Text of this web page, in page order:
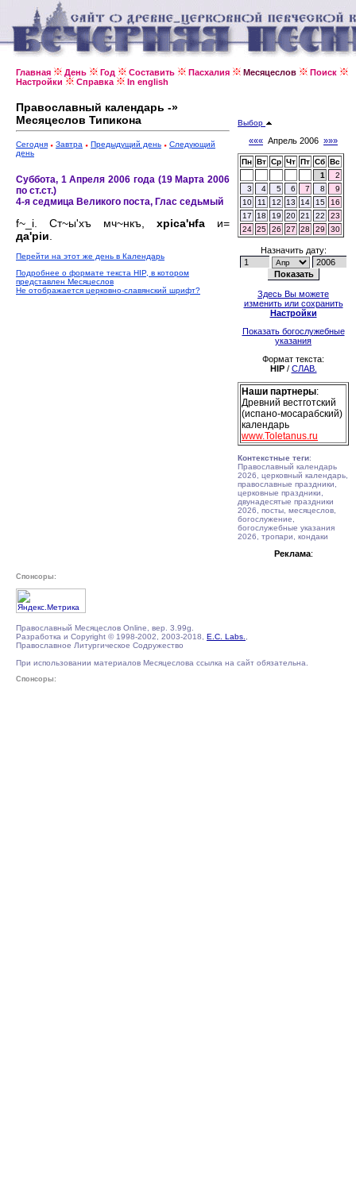
Главная День Год Составить Пасхалия Месяцеслов
Поиск
Настройки
Справка In english
Православный календарь -»
Месяцеслов Типикона
Сегодня Завтра Предыдущий день
Следующий
день
Суббота, 1 Апреля 2006 года (19 Марта 2006
по ст.ст.)
4-я седмица Великого поста, Глас седьмый
f~_i. Ст~ы'хъ мч~нкъ, хрiса'нfа и=
да'рiи
Перейти на этот же день в Календарь
Подробнее о формате текста HIP, в котором
представлен Месяцеслов
Не отображается церковно-славянский шрифт?
Выбор
««« Апрель 2006 »»»
Пн Вт Ср Чт Пт Сб Вс
1
2
3
4 5 6 7 8
9
10
11 12 13 14 15
16
17
18 19 20 21 22
23
24 25 26 27 28 29 30
Назначить дату:
Здесь Вы можете
изменить или сохранить
Настройки
Показать богослужебные
указания
Формат текста:
HIP/ СЛАВ.
Наши партнеры:
Древний вестготский
(испано-мосарабский)
календарь
www.Toletanus.ru
Контекстные теги:
Православный календарь
2026, церковный календарь,
православные праздники,
церковные праздники,
двунадесятые праздники
2026, посты, месяцеслов,
богослужение,
богослужебные указания
2026, тропари, кондаки
Реклама:
Спонсоры:
Православный Месяцеслов Online, вер. 3.99g.
Разработка и Copyright © 1998-2002, 2003-2018, E.C. Labs.
Православное Литургическое Содружество
При использовании материалов Месяцеслова ссылка на сайт обязательна.
Спонсоры: